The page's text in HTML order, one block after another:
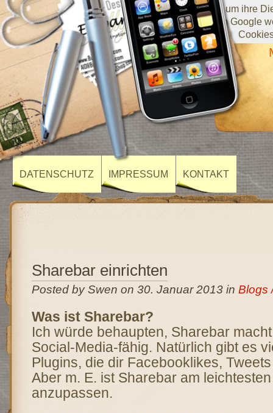
DATENSCHUTZ IMPRESSUM KONTAKT
Sharebar einrichten
Posted by Swen on 30. Januar 2013 in Blogs
Was ist Sharebar?
Ich würde behaupten, Sharebar
Social-Media-fähig. Natürlich gibt es
Plugins, die dir Facebooklikes,
Aber m. E. ist Sharebar am
anzupassen.
Diese Website verwendet Cookies von Google, um ihre
darüber, wie Sie die Website verwenden, werden an Google